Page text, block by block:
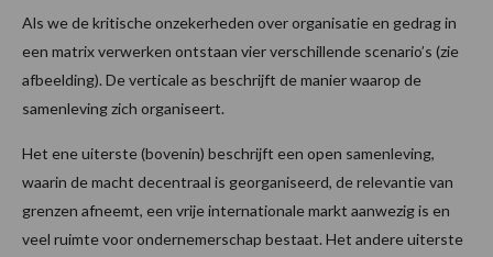
Als we de kritische onzekerheden over organisatie en gedrag in
een matrix verwerken ontstaan vier verschillende scenario’s (zie
afbeelding). De verticale as beschrijft de manier waarop de
samenleving zich organiseert.
Het ene uiterste (bovenin) beschrijft een open samenleving,
waarin de macht decentraal is georganiseerd, de relevantie van
grenzen afneemt, een vrije internationale markt aanwezig is en
veel ruimte voor ondernemerschap bestaat. Het andere uiterste